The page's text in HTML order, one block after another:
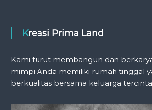
n
v
Kreasi Prima Land
Kami turut membangun dan
mimpi Anda memiliki rumah tinggal
berkualitas bersama keluarga